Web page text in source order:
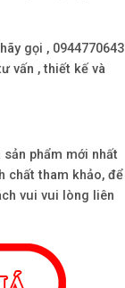
gọi , 0944770643
vấn , thiết kế và
phẩm mới nhất
chất tham khảo, để
vui vui lòng liên